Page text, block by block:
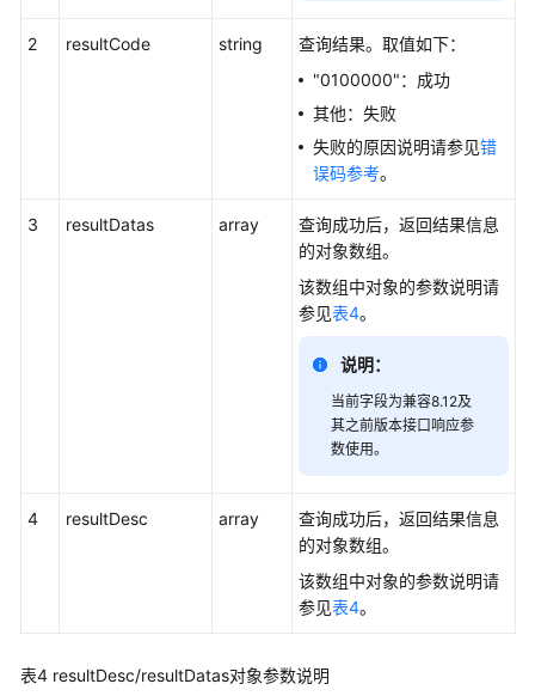
实
下
2 resultCode string
查询结果。取值如下：
"0100000"：成功
其他：失败
失败的原因说明请参见错
误码参考。
3 resultDatas array
查询成功后，返回结果信息
的对象数组。
该数组中对象的参数说明请
参见表4。
说明：
当前字段为兼容8.12及
其之前版本接口响应参
数使用。
4 resultDesc array
查询成功后，返回结果信息
的对象数组。
该数组中对象的参数说明请
参见表4。
表4 resultDesc/resultDatas对象参数说明